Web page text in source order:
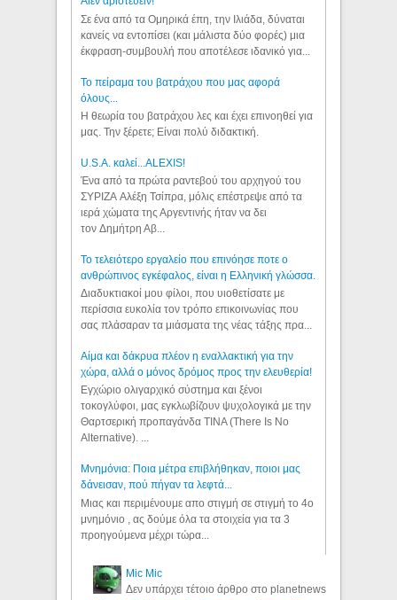
Σε ένα από τα Ομηρικά έπη, την Ιλιάδα, δύναται
κανείς να εντοπίσει (και μάλιστα δύο φορές) μια
έκφραση-συμβουλή που αποτέλεσε ιδανικό για...
Το πείραμα του βατράχου που μας αφορά
όλους...
Η θεωρία του βατράχου λες και έχει επινοηθεί για
μας. Την ξέρετε; Είναι πολύ διδακτική.
U.S.A. καλεί...ALEXIS!
Ένα από τα πρώτα ραντεβού του αρχηγού του
ΣΥΡΙΖΑ Αλέξη Τσίπρα, μόλις επέστρεψε από τα
ιερά χώματα της Αργεντινής ήταν να δει
τον Δημήτρη Αβ...
Το τελειότερο εργαλείο που επινόησε ποτε ο
ανθρώπινος εγκέφαλος, είναι η Ελληνική γλώσσα.
Διαδυκτιακοί μου φίλοι, που υιοθετίσατε με
περίσσια ευκολία τον τρόπο επικοινωνίας που
σας πλάσαραν τα μιάσματα της νέας τάξης πρα...
Αίμα και δάκρυα πλέον η εναλλακτική για την
χώρα, αλλά ο μόνος δρόμος προς την ελευθερία!
Εγχώριο ολιγαρχικό σύστημα και ξένοι
τοκογλύφοι, μας εγκλωβίζουν ψυχολογικά με την
Θαρτσερική προπαγάνδα TINA (There Is No
Alternative). ...
Μνημόνια: Ποια μέτρα επιβλήθηκαν, ποιοι μας
δάνεισαν, πού πήγαν τα λεφτά...
Μιας και περιμένουμε απο στιγμή σε στιγμή το 4ο
μνημόνιο , ας δούμε όλα τα στοιχεία για τα 3
προηγούμενα μέχρι τώρα...
Mic Mic
Δεν υπάρχει τέτοιο άρθρο στο planetnews